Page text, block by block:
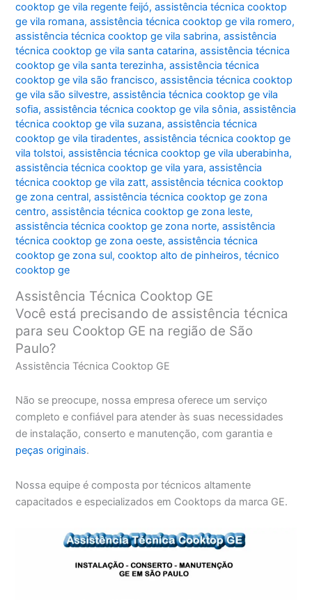
cooktop ge vila regente feijó,assistência técnica cooktop
ge vila romana,assistência técnica cooktop ge vila romero,
assistência técnica cooktop ge vila sabrina,assistência
técnica cooktop ge vila santa catarina,assistência técnica
cooktop ge vila santa terezinha,assistência técnica
cooktop ge vila são francisco,assistência técnica cooktop
ge vila são silvestre,assistência técnica cooktop ge vila
sofia,assistência técnica cooktop ge vila sônia,assistência
técnica cooktop ge vila suzana,assistência técnica
cooktop ge vila tiradentes,assistência técnica cooktop ge
vila tolstoi,assistência técnica cooktop ge vila uberabinha,
assistência técnica cooktop ge vila yara,assistência
técnica cooktop ge vila zatt,assistência técnica cooktop
ge zona central,assistência técnica cooktop ge zona
centro,assistência técnica cooktop ge zona leste,
assistência técnica cooktop ge zona norte,assistência
técnica cooktop ge zona oeste,assistência técnica
cooktop ge zona sul,cooktop alto de pinheiros,técnico
cooktop ge
Assistência Técnica Cooktop GE
Você está precisando de assistência técnica
para seu Cooktop GE na região de São
Paulo?
Assistência Técnica Cooktop GE
Não se preocupe, nossa empresa oferece um serviço
completo e confiável para atender às suas necessidades
de instalação, conserto e manutenção, com garantia e
peças originais.
Nossa equipe é composta por técnicos altamente
capacitados e especializados em Cooktops da marca GE.